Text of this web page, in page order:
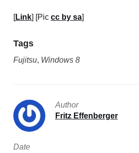
[Link] [Pic cc by sa]
Tags
Fujitsu, Windows 8
Author
Fritz Effenberger
Date